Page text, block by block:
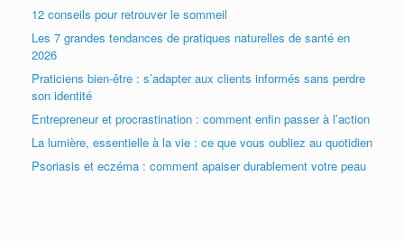
12 conseils pour retrouver le sommeil
Les 7 grandes tendances de pratiques naturelles de santé en
2026
Praticiens bien-être : s’adapter aux clients informés sans perdre
son identité
Entrepreneur et procrastination : comment enfin passer à l’action
La lumière, essentielle à la vie : ce que vous oubliez au quotidien
Psoriasis et eczéma : comment apaiser durablement votre peau